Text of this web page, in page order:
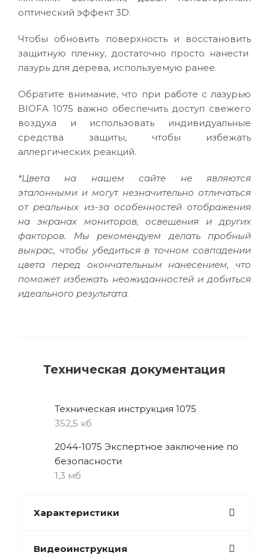
оптический эффект 3D.
Чтобы обновить поверхность и восстановить
защитную пленку, достаточно просто нанести
лазурь для дерева, используемую ранее.
Обратите внимание, что при работе с лазурью
BIOFA 1075 важно обеспечить доступ свежего
воздуха и использовать индивидуальные
средства защиты, чтобы избежать
аллергических реакций.
*Цвета на нашем сайте не являются
эталонными и могут незначительно отличаться
от реальных из-за особенностей отображения
на экранах мониторов, освещения и других
факторов. Мы рекомендуем делать пробный
выкрас, чтобы убедиться в точном совпадении
цвета перед окончательным нанесением, что
поможет избежать неожиданностей и добиться
идеального результата.
Техническая документация
Техническая инструкция 1075
352,5 кб
2044-1075 Экспертное заключение по
безопасности
1,3 мб
Характеристики
Видеоинструкция